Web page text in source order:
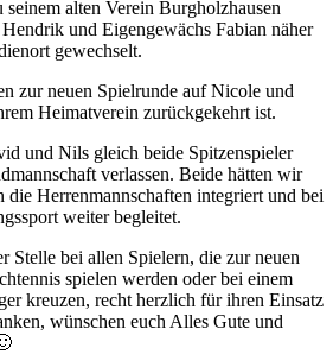
alten Verein Burgholzhausen
und Eigengewächs Fabian näher
gewechselt.
zur neuen Spielrunde auf Nicole und
Heimatverein zurückgekehrt ist.
und Nils gleich beide Spitzenspieler
verlassen. Beide hätten wir
die Herrenmannschaften integriert und bei
weiter begleitet.
Stelle bei allen Spielern, die zur neuen
spielen werden oder bei einem
kreuzen, recht herzlich für ihren Einsatz
wünschen euch Alles Gute und